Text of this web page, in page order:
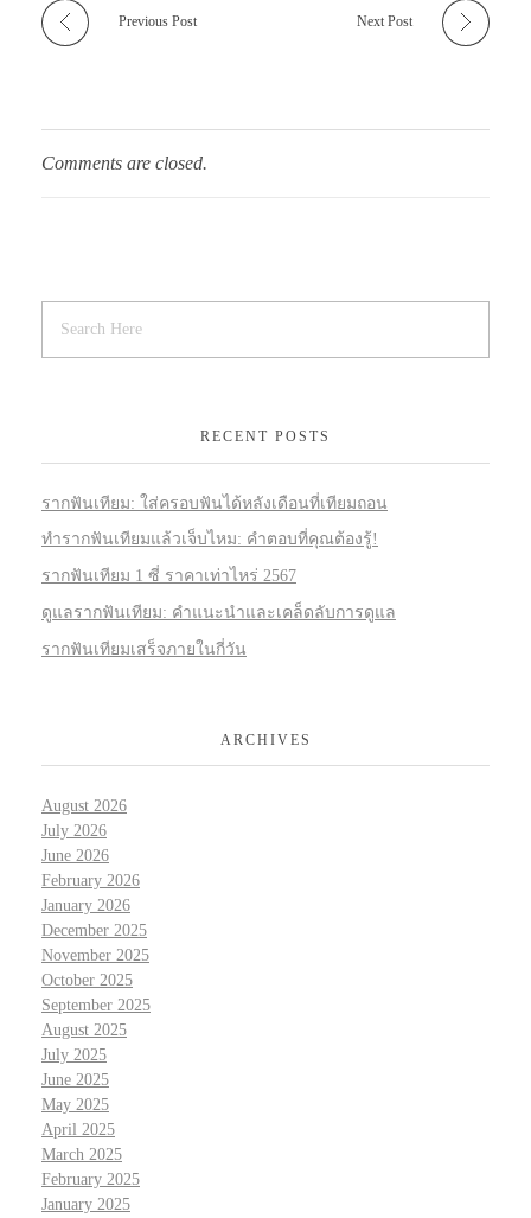
Previous Post Next Post
Comments are closed.
RECENT POSTS
รากฟันเทียม: ใส่ครอบฟันได้หลังเดือนที่เทียมถอน
ทำรากฟันเทียมแล้วเจ็บไหม: คำตอบที่คุณต้องรู้!
รากฟันเทียม 1 ซี่ ราคาเท่าไหร่ 2567
ดูแลรากฟันเทียม: คำแนะนำและเคล็ดลับการดูแล
รากฟันเทียมเสร็จภายในกี่วัน
ARCHIVES
August 2026
July 2026
June 2026
February 2026
January 2026
December 2025
November 2025
October 2025
September 2025
August 2025
July 2025
June 2025
May 2025
April 2025
March 2025
February 2025
January 2025